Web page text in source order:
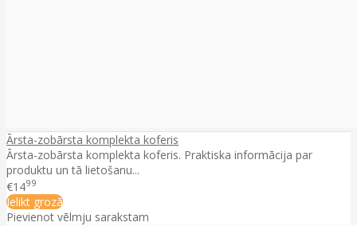
Ārsta-zobārsta komplekta koferis
Ārsta-zobārsta komplekta koferis. Praktiska informācija par
produktu un tā lietošanu...
€1499
Ielikt grozā
Pievienot vēlmju sarakstam